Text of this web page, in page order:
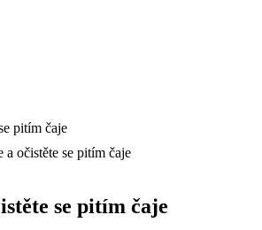
a očistěte se pitím čaje
se pitím čaje